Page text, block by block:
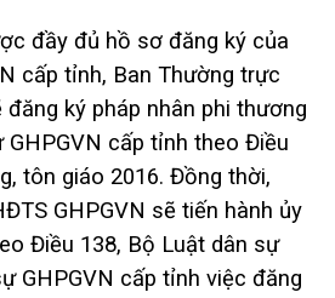
đầy đủ hồ sơ đăng ký của
cấp tỉnh, Ban Thường trực
đăng ký pháp nhân phi thương
cấp tỉnh theo Điều
tôn giáo 2016. Đồng thời,
GHPGVN sẽ tiến hành ủy
Điều 138, Bộ Luật dân sự
GHPGVN cấp tỉnh việc đăng